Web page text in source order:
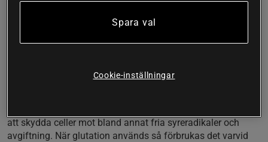
variant av aminosyran L-cystein som förekommer naturligt i
antal olika proteiner i kroppen men även andra viktiga
Glutation tillverkas av alla celler i kroppen men
att skydda celler mot bland annat fria syreradikaler och
avgiftning. När glutation används så förbrukas det varvid
Spara val
Cookie-inställningar